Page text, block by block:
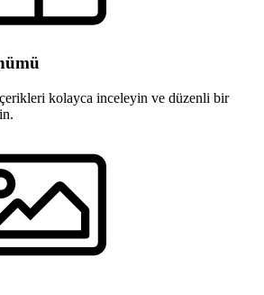
kolayca inceleyin ve düzenli bir